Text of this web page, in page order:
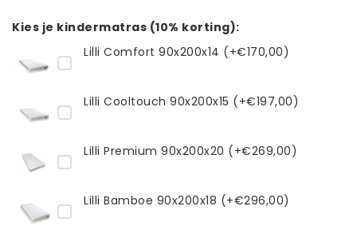
Kies je kindermatras (10% korting):
Lilli Comfort 90x200x14 (+€170,00)
Lilli Cooltouch 90x200x15 (+€197,00)
Lilli Premium 90x200x20 (+€269,00)
Lilli Bamboe 90x200x18 (+€296,00)